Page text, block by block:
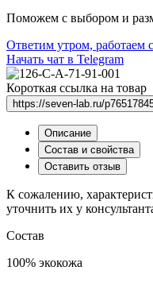
Поможем с выбором и
Ответим утром, работаем
Начать чат в Telegram
Короткая ссылка на товар
https://seven-lab.ru/
Описание
Состав и cвойства
Оставить отзыв
К сожалению,
уточнить их у
Состав
100% экокожа